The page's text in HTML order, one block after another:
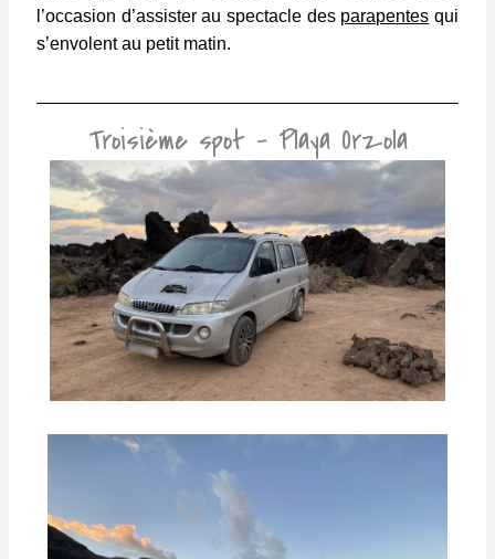
l’occasion d’assister au spectacle des parapentes qui
s’envolent au petit matin.
Troisième spot - Playa Orzola